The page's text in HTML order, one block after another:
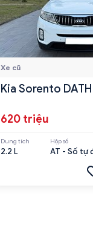
Xe cũ
Kia Sorento
620 triệu
Dung tích
2.2 L
Hộp số
AT - Số tự